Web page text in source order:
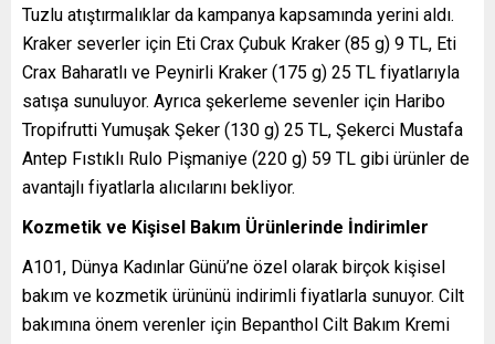
Tuzlu atıştırmalıklar da kampanya kapsamında yerini aldı.
Kraker severler için Eti Crax Çubuk Kraker (85 g) 9 TL, Eti
Crax Baharatlı ve Peynirli Kraker (175 g) 25 TL fiyatlarıyla
satışa sunuluyor. Ayrıca şekerleme sevenler için Haribo
Tropifrutti Yumuşak Şeker (130 g) 25 TL, Şekerci Mustafa
Antep Fıstıklı Rulo Pişmaniye (220 g) 59 TL gibi ürünler de
avantajlı fiyatlarla alıcılarını bekliyor.
Kozmetik ve Kişisel Bakım Ürünlerinde İndirimler
A101, Dünya Kadınlar Günü’ne özel olarak birçok kişisel
bakım ve kozmetik ürününü indirimli fiyatlarla sunuyor. Cilt
bakımına önem verenler için Bepanthol Cilt Bakım Kremi